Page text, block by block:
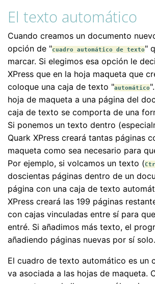
El texto automático
Cuando creamos un documento
opción de "cuadro automático de texto"
marcar. Si elegimos esa opción le
XPress que en la hoja maqueta que
coloque una caja de texto "automático
hoja de maqueta a una página del
caja de texto se comporta de una
Si ponemos un texto dentro
Quark XPress creará tantas páginas
maqueta como sea necesario para
Por ejemplo, si volcamos un texto (
doscientas páginas dentro de un
página con una caja de texto
XPress creará las 199 páginas
con cajas vinculadas entre sí para
entré. Si añadimos más texto, el
añadiendo páginas nuevas por sí solo.
El cuadro de texto automático es un
va asociada a las hojas de maqueta.